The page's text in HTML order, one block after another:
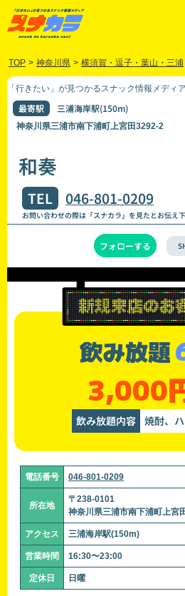
TOP > 神奈川県 > 横須賀・逗子・葉山・三浦
「行きたい」が見つかるスナック情報メディ
最寄駅 三浦海岸駅(150m)
神奈川県三浦市南下浦町上宮田3292-2
和奏
TEL 046-801-0209
お問い合わせの際は「スナカラ」を見たとお伝え
フォローする
飲み放題
3,000
飲み放題内容 焼酎、
電話番号 046-801-0209
所在地
〒238-0101
神奈川県三浦市南下浦町上宮
アクセス 三浦海岸駅(150m)
営業時間 16:30〜23:00
定休日 日曜